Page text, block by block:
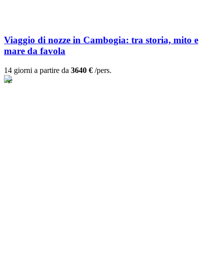
Viaggio di nozze in Cambogia: tra storia, mito e
mare da favola
14 giorni a partire da 3640 € /pers.